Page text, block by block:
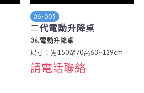
36-005
二代電動升降桌
36.電動升降桌
尺寸：寬150深70高63~129cm
請電話聯絡